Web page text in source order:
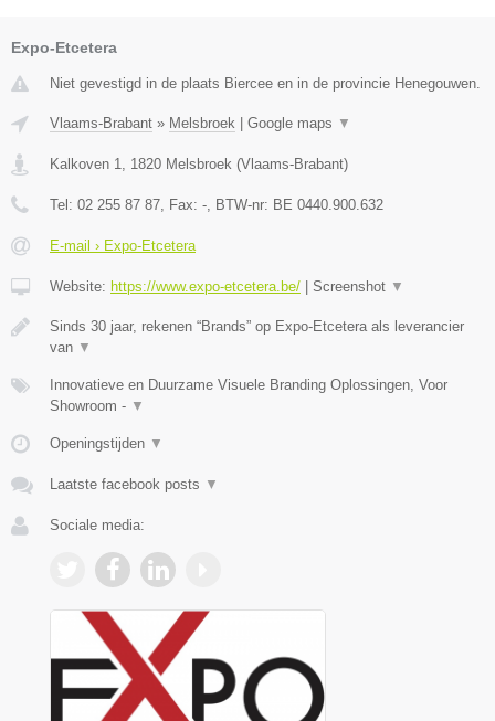
Expo-Etcetera
Niet gevestigd in de plaats Biercee en in de provincie Henegouwen.
Vlaams-Brabant » Melsbroek | Google maps ▼
Kalkoven 1 1820 Melsbroek (Vlaams-Brabant)
Tel: 02 255 87 87 , Fax: - , BTW-nr: BE 0440.900.632
E-mail › Expo-Etcetera
Website: https://www.expo-etcetera.be/ | Screenshot ▼
Sinds 30 jaar, rekenen “Brands” op Expo-Etcetera als leverancier
van ▼
Innovatieve en Duurzame Visuele Branding Oplossingen, Voor
Showroom - ▼
Openingstijden ▼
Laatste facebook posts ▼
Sociale media: